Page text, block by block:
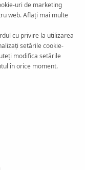
uri de marketing
web. Aflați mai multe
cu privire la utilizarea
setările cookie-
modifica setările
în orice moment.